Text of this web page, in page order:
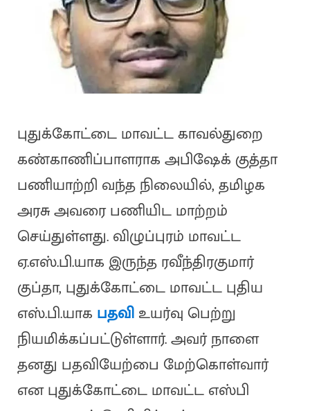
புதுக்கோட்டை மாவட்ட காவல்துறை
கண்காணிப்பாளராக அபிஷேக் குத்தா
பணியாற்றி வந்த நிலையில், தமிழக
அரசு அவரை பணியிட மாற்றம்
செய்துள்ளது. விழுப்புரம் மாவட்ட
ஏ.எஸ்.பி.யாக இருந்த ரவீந்திரகுமார்
குப்தா, புதுக்கோட்டை மாவட்ட புதிய
எஸ்.பி.யாக பதவிஉயர்வு பெற்று
நியமிக்கப்பட்டுள்ளார். அவர் நாளை
தனது பதவியேற்பை மேற்கொள்வார்
என புதுக்கோட்டை மாவட்ட எஸ்பி